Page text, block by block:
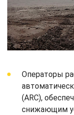
Операторы
(ARC),
снижающим